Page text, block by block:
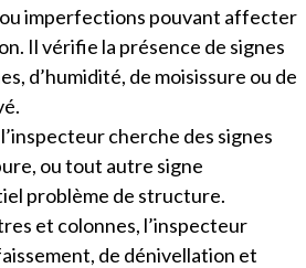
imperfections pouvant affecter
Il vérifie la présence de signes
d’humidité, de moisissure ou de
cherche des signes
ou tout autre signe
problème de structure.
et colonnes, l’inspecteur
de dénivellation et